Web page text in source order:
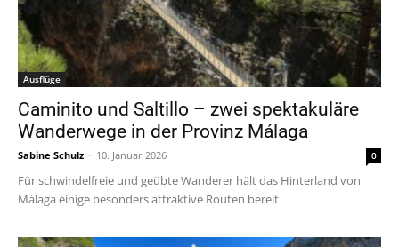
Ausflüge
Caminito und Saltillo – zwei spektakuläre
Wanderwege in der Provinz Málaga
Sabine Schulz - 10. Januar 2026 0
Für schwindelfreie und geübte Wanderer hält das Hinterland von
Málaga einige besonders attraktive Routen bereit